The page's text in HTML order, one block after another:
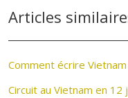
Articles
Comment écrire Vietnam
Circuit au Vietnam en